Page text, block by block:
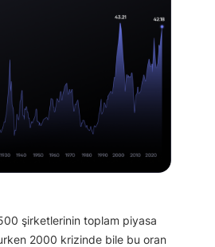
şirketlerinin toplam piyasa
2000 krizinde bile bu oran